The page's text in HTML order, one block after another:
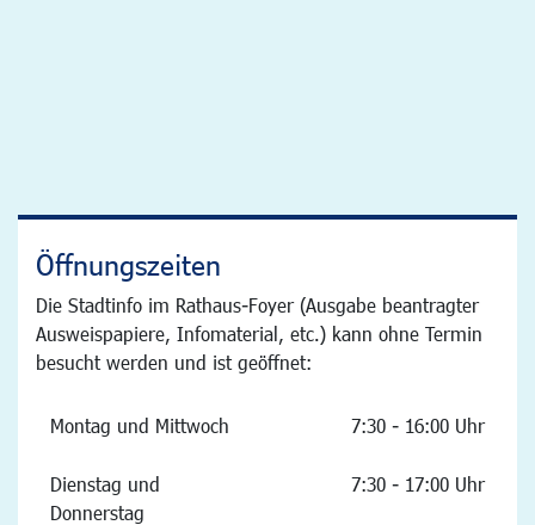
Öffnungszeiten
Die Stadtinfo im Rathaus-Foyer (Ausgabe beantragter
Ausweispapiere, Infomaterial, etc.) kann ohne Termin
besucht werden und ist geöffnet:
Montag und Mittwoch 7:30 - 16:00 Uhr
Dienstag und
Donnerstag
7:30 - 17:00 Uhr